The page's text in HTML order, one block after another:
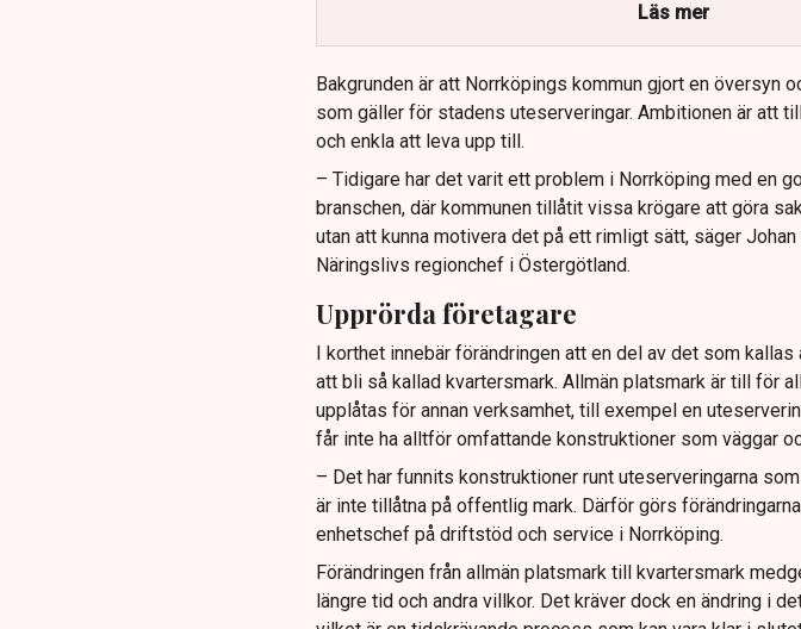
Läs mer
Bakgrunden är att Norrköpings kommun gjort en översyn
som gäller för stadens uteserveringar. Ambitionen är att
och enkla att leva upp till.
– Tidigare har det varit ett problem i Norrköping med en
branschen, där kommunen tillåtit vissa krögare att göra
utan att kunna motivera det på ett rimligt sätt, säger
Näringslivs regionchef i Östergötland.
Upprörda företagare
I korthet innebär förändringen att en del av det som
att bli så kallad kvartersmark. Allmän platsmark är till för
upplåtas för annan verksamhet, till exempel en
får inte ha alltför omfattande konstruktioner som väggar
– Det har funnits konstruktioner runt uteserveringarna
är inte tillåtna på offentlig mark. Därför görs
enhetschef på driftstöd och service i Norrköping.
Förändringen från allmän platsmark till kvartersmark
längre tid och andra villkor. Det kräver dock en ändring i